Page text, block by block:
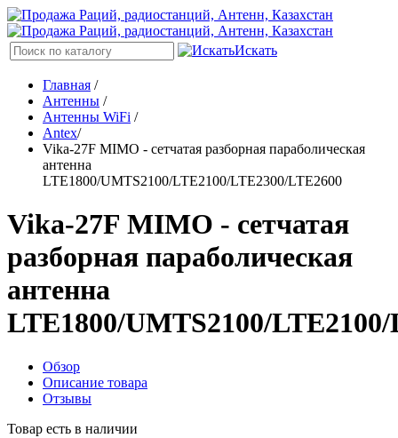
Искать
Главная /
Антенны /
Антенны WiFi /
Antex/
Vika-27F MIMO - сетчатая разборная параболическая
антенна
LTE1800/UMTS2100/LTE2100/LTE2300/LTE2600
Vika-27F MIMO - сетчатая
разборная параболическая
антенна
LTE1800/UMTS2100/
Обзор
Описание товара
Отзывы
Товар есть в наличии